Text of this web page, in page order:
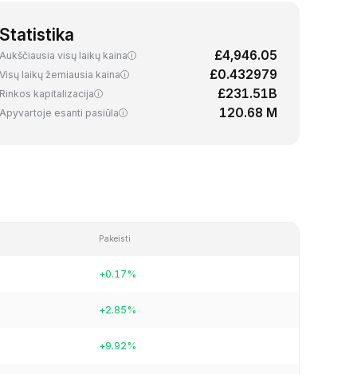
Statistika
Aukščiausia visų laikų kaina £4,946.05
Visų laikų žemiausia kaina £0.432979
Rinkos kapitalizacija £231.51B
Apyvartoje esanti pasiūla 120.68 M
Pakeisti
+0.17%
+2.85%
+9.92%